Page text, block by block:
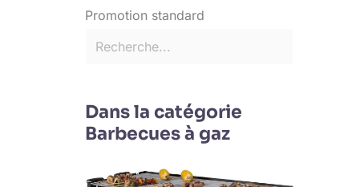
Dans la catégorie
Barbecues à gaz